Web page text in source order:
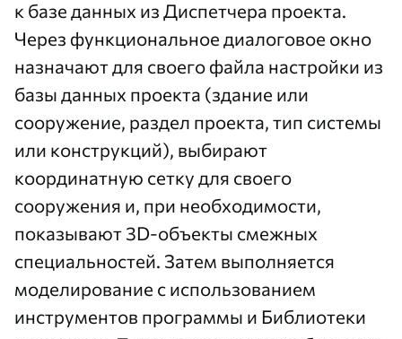
к базе данных из Диспетчера проекта.
Через функциональное диалоговое окно
назначают для своего файла настройки из
базы данных проекта (здание или
сооружение, раздел проекта, тип системы
или конструкций), выбирают
координатную сетку для своего
сооружения и, при необходимости,
показывают 3D-объекты смежных
специальностей. Затем выполняется
моделирование с использованием
инструментов программы и Библиотеки